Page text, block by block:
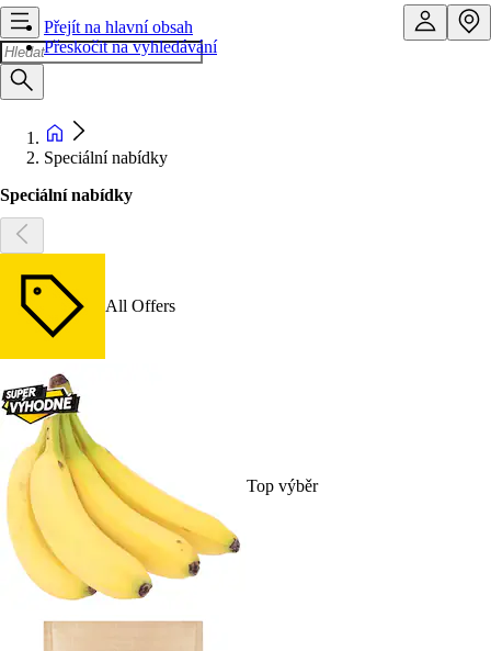
Přejít na hlavní obsah
Přeskočit na vyhledávání
Speciální nabídky
Speciální nabídky
All Offers
Top výběr